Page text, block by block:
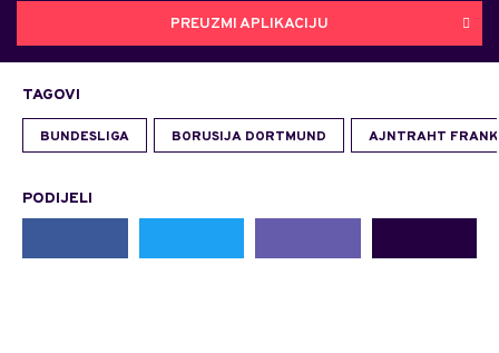
PREUZMI APLIKACIJU
TAGOVI
BUNDESLIGA BORUSIJA DORTMUND AJNTRAHT
PODIJELI